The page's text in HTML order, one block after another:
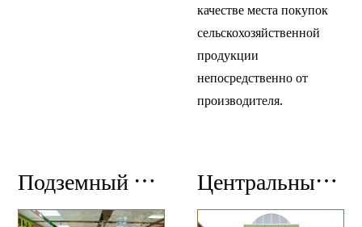
качестве места покупок
сельскохозяйственной
продукции
непосредственно от
производителя.
Подземный торговый центр Центральный рынок